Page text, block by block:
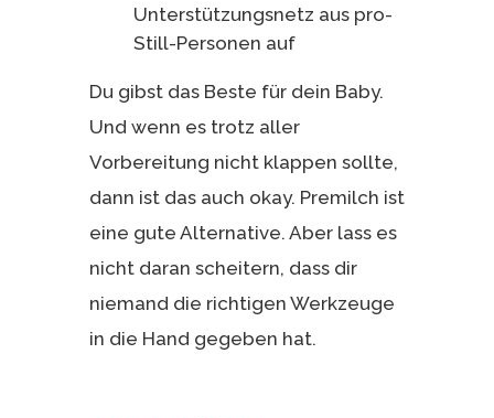
Unterstützungsnetz aus pro-
Still-Personen auf
Du gibst das Beste für dein Baby.
Und wenn es trotz aller
Vorbereitung nicht klappen sollte,
dann ist das auch okay. Premilch ist
eine gute Alternative. Aber lass es
nicht daran scheitern, dass dir
niemand die richtigen Werkzeuge
in die Hand gegeben hat.